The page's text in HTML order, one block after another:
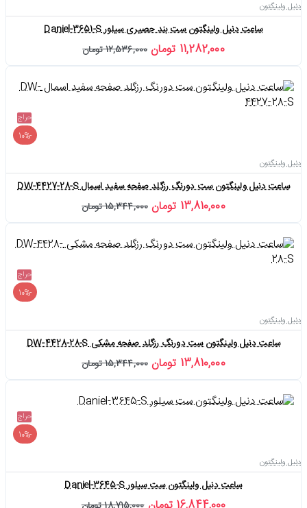
دنیل ولینگتون
ساعت دنیل ولینگتون ست بند حصیری سیلور Daniel-3651-S
11,282,000 تومان 12,536,000 تومان
حراج
-10%
دنیل ولینگتون
ساعت دنیل ولینگتون ست دورنگ رزگلد صفحه سفید اسمال DW-4427-28-S
13,810,000 تومان 15,344,000 تومان
حراج
-10%
دنیل ولینگتون
ساعت دنیل ولینگتون ست دورنگ رزگلد صفحه مشکی DW-4428-28-S
13,810,000 تومان 15,344,000 تومان
حراج
-10%
دنیل ولینگتون
ساعت دنیل ولینگتون ست سیلور Daniel-3645-S